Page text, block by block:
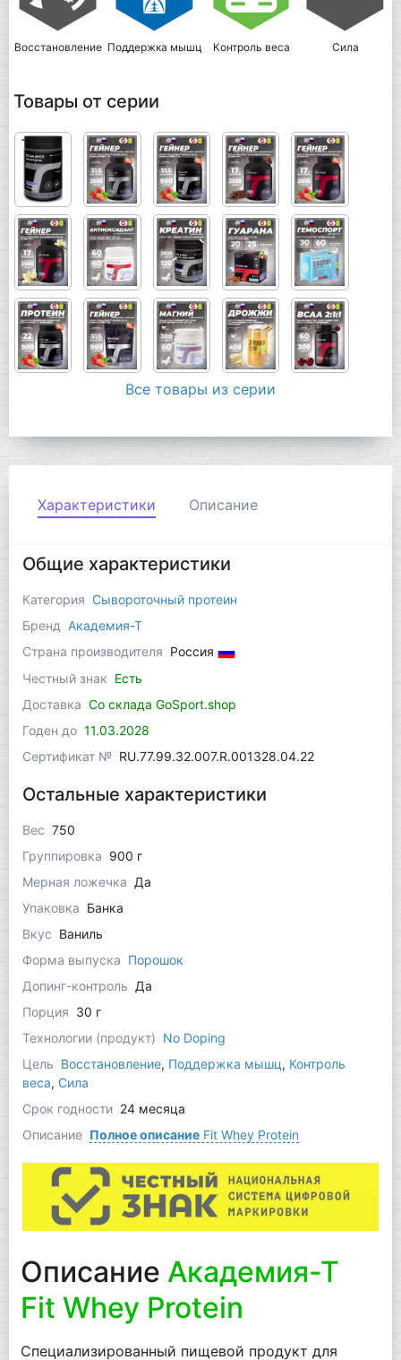
Восстановление Поддержка мышц Контроль веса Сила
Товары от серии
Все товары из серии
Характеристики Описание
Общие характеристики
Категория Сывороточный протеин
Бренд
Академия-Т
Страна производителя Россия
Честный знак Есть
Доставка Со склада GoSport.shop
Годен до 11.03.2028
Сертификат № RU.77.99.32.007.R.001328.04.22
Остальные характеристики
Вес 750
Группировка 900 г
Мерная ложечка Да
Упаковка Банка
Вкус Ваниль
Форма выпуска Порошок
Допинг-контроль Да
Порция 30 г
Технологии (продукт) No Doping
Цель Восстановление, Поддержка мышц, Контроль
веса, Сила
Срок годности 24 месяца
Описание Полное описаниеFit Whey Protein
Описание Академия-Т
Fit Whey Protein
Специализированный пищевой продукт для